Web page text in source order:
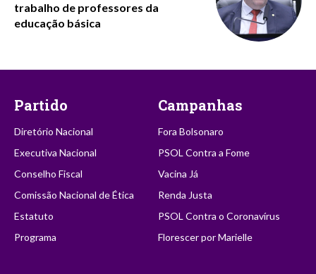
trabalho de professores da
educação básica
Partido
Diretório Nacional
Executiva Nacional
Conselho Fiscal
Comissão Nacional de Ética
Estatuto
Programa
Campanhas
Fora Bolsonaro
PSOL Contra a Fome
Vacina Já
Renda Justa
PSOL Contra o Coronavírus
Florescer por Marielle